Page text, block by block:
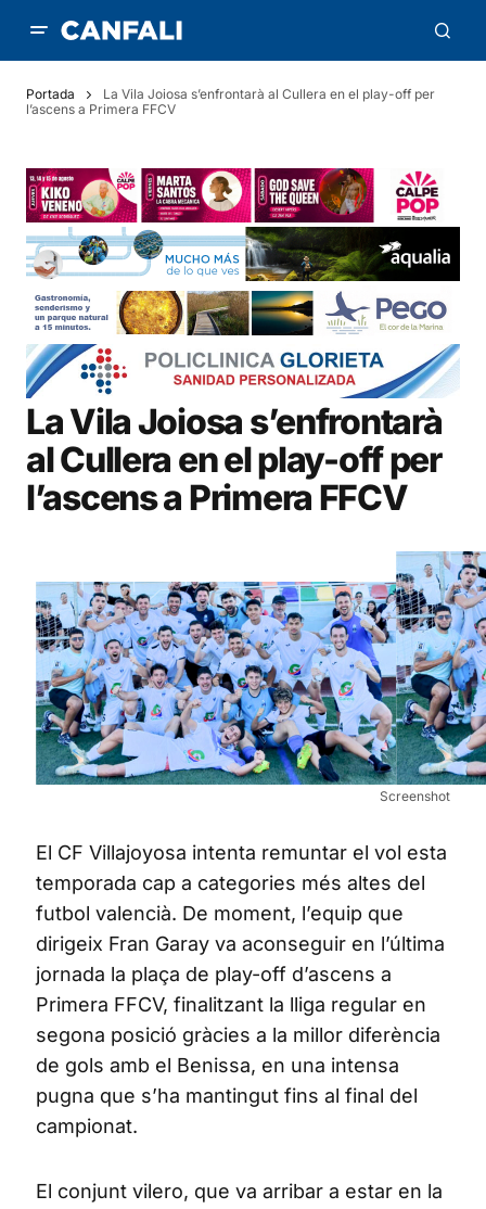
Portada
La Vila Joiosa s’enfrontarà al Cullera en el play-off per
l’ascens a Primera FFCV
La Vila Joiosa s’enfrontarà
al Cullera en el play-off per
l’ascens a Primera FFCV
Screenshot
El CF Villajoyosa intenta remuntar el vol esta
temporada cap a categories més altes del
futbol valencià. De moment, l’equip que
dirigeix Fran Garay va aconseguir en l’última
jornada la plaça de play-off d’ascens a
Primera FFCV, finalitzant la lliga regular en
segona posició gràcies a la millor diferència
de gols amb el Benissa, en una intensa
pugna que s’ha mantingut fins al final del
campionat.
El conjunt vilero, que va arribar a estar en la